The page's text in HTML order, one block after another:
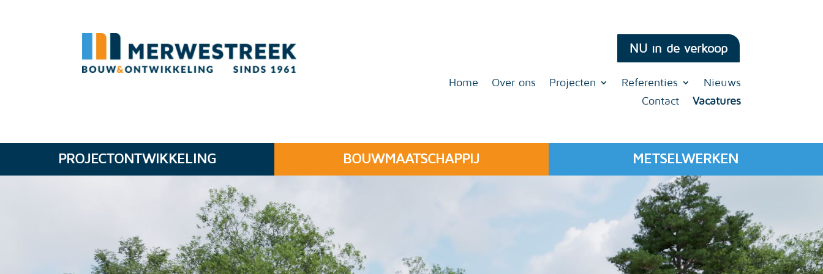
NU in de verkoop
Home Over ons Projecten Referenties
Nieuws
Contact
Vacatures
PROJECTONTWIKKELING BOUWMAATSCHAPPIJ METSELWERKEN